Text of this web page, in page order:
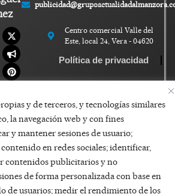
y de terceros, y tecnologías similares
la navegación web y con fines
y mantener sesiones de usuario;
en redes sociales; identificar,
contenidos publicitarios y no
de forma personalizada con base en
de usuarios; medir el rendimiento de los
Centro comercial Valle del
Este, local 24, Vera - 04620
Política de privacidad
Política de Cookies